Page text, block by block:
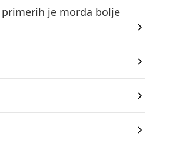
je morda bolje